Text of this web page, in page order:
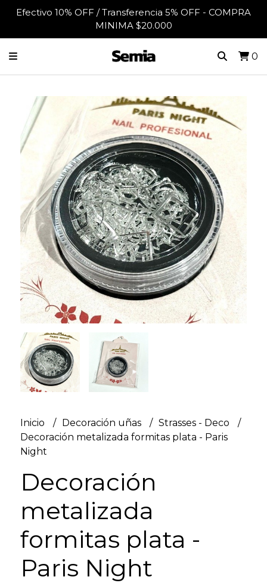
Efectivo 10% OFF / Transferencia 5% OFF - COMPRA
MINIMA $20.000
0
Inicio Decoración uñas
Strasses - Deco
Decoración metalizada formitas plata - Paris
Night
Decoración
metalizada
formitas plata -
Paris Night